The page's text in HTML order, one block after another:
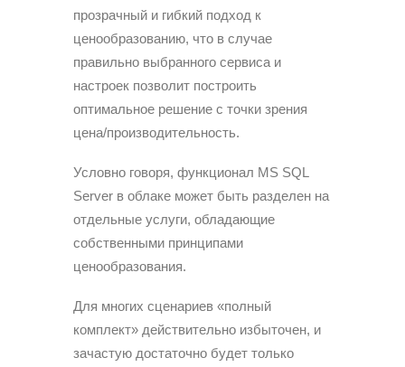
прозрачный и гибкий подход к
ценообразованию, что в случае
правильно выбранного сервиса и
настроек позволит построить
оптимальное решение с точки зрения
цена/производительность.
Условно говоря, функционал MS SQL
Server в облаке может быть разделен на
отдельные услуги, обладающие
собственными принципами
ценообразования.
Для многих сценариев «полный
комплект» действительно избыточен, и
зачастую достаточно будет только